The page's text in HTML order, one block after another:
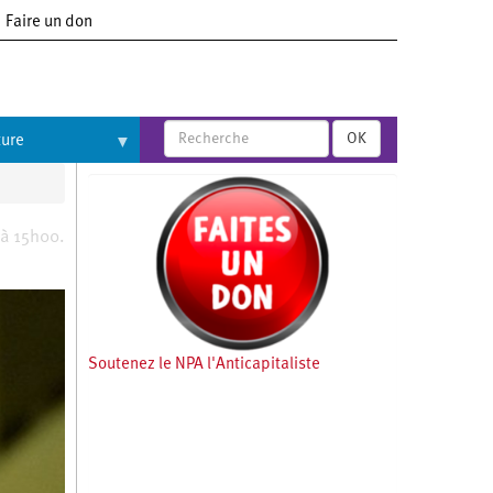
Faire un don
OK
15h00.
Soutenez le NPA l'Anticapitaliste